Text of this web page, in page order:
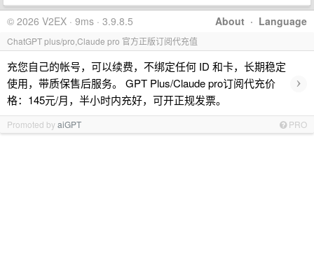
About · Language
© 2026 V2EX · 9ms · 3.9.8.5
ChatGPT plus/pro,Claude pro 官方正版订阅代充值
充您自己的帐号，可以续费，不绑定任何 ID 和卡，长期稳定
使用，带质保售后服务。 GPT Plus/Claude pro订阅代充价
格：145元/月，半小时内充好，可开正规发票。
›
Promoted byaiGPT PRO